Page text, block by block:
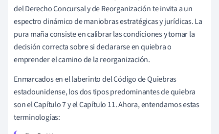
del Derecho Concursal y de Reorganización te invita a un
espectro dinámico de maniobras estratégicas y jurídicas. La
pura maña consiste en calibrar las condiciones y tomar la
decisión correcta sobre si declararse en quiebra o
emprender el camino de la reorganización.
Enmarcados en el laberinto del Código de Quiebras
estadounidense, los dos tipos predominantes de quiebra
son el Capítulo 7 y el Capítulo 11. Ahora, entendamos estas
terminologías: